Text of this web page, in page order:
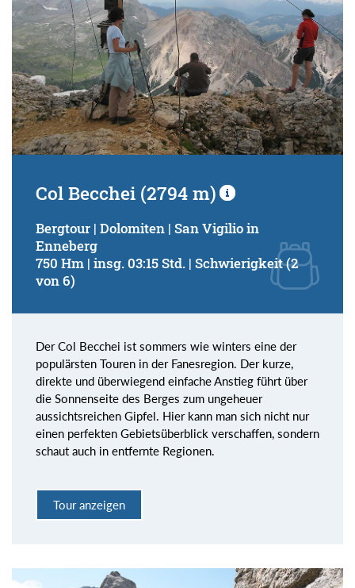
Col Becchei (2794 m)
Bergtour | Dolomiten | San Vigilio in
Enneberg
750 Hm | insg. 03:15 Std. | Schwierigkeit (2
von 6)
Der Col Becchei ist sommers wie winters eine der
populärsten Touren in der Fanesregion. Der kurze,
direkte und überwiegend einfache Anstieg führt über
die Sonnenseite des Berges zum ungeheuer
aussichtsreichen Gipfel. Hier kann man sich nicht nur
einen perfekten Gebietsüberblick verschaffen, sondern
schaut auch in entfernte Regionen.
Tour anzeigen